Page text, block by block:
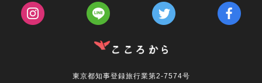
東京都知事登録旅行業第2-7574号